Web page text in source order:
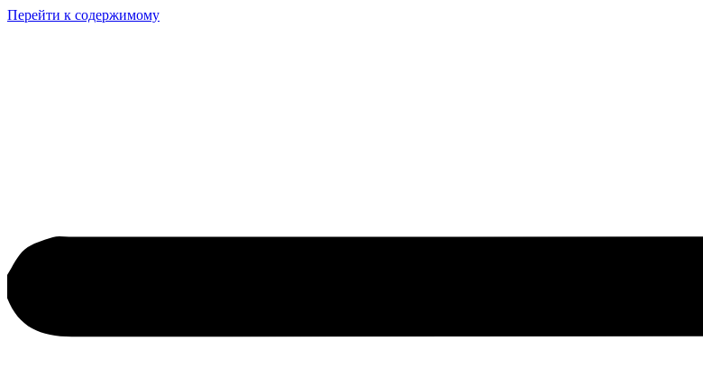
Перейти к содержимому